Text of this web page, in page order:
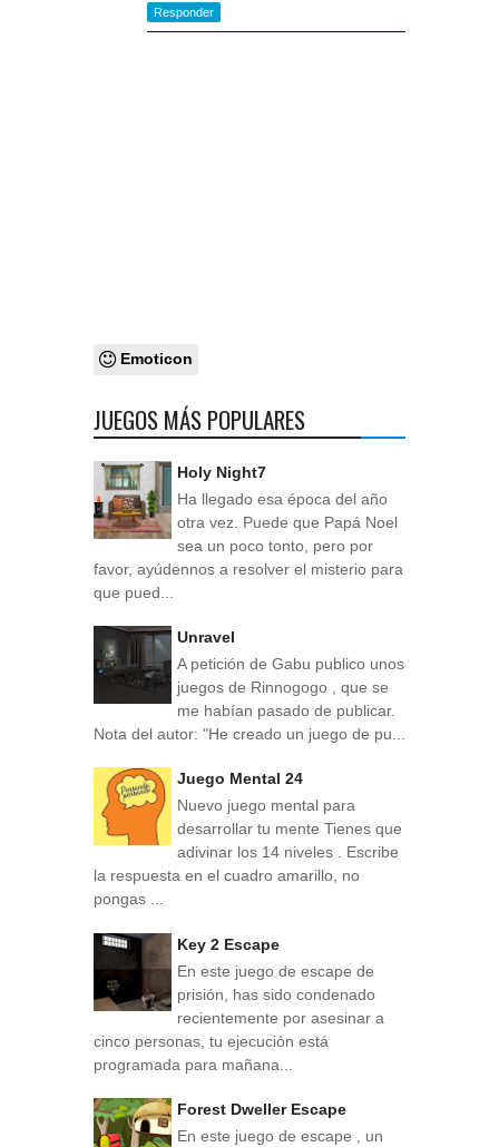
Responder
Emoticon
JUEGOS MÁS POPULARES
Holy Night7
Ha llegado esa época del año
otra vez. Puede que Papá Noel
sea un poco tonto, pero por
favor, ayúdennos a resolver el misterio para
que pued...
Unravel
A petición de Gabu publico unos
juegos de Rinnogogo , que se
me habían pasado de publicar.
Nota del autor: "He creado un juego de pu...
Juego Mental 24
Nuevo juego mental para
desarrollar tu mente Tienes que
adivinar los 14 niveles . Escribe
la respuesta en el cuadro amarillo, no
pongas ...
Key 2 Escape
En este juego de escape de
prisión, has sido condenado
recientemente por asesinar a
cinco personas, tu ejecución está
programada para mañana...
Forest Dweller Escape
En este juego de escape , un